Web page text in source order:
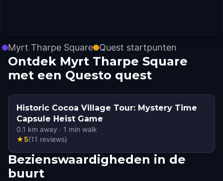
Myrt Tharpe Square Quest startpunten
Ontdek Myrt Tharpe Square
met een Questo quest
Historic Cocoa Village Tour: Mystery Time
Capsule Heist Game
0.1 km away · 1 min walk
★5(11 reviews)
Bezienswaardigheden in de
buurt